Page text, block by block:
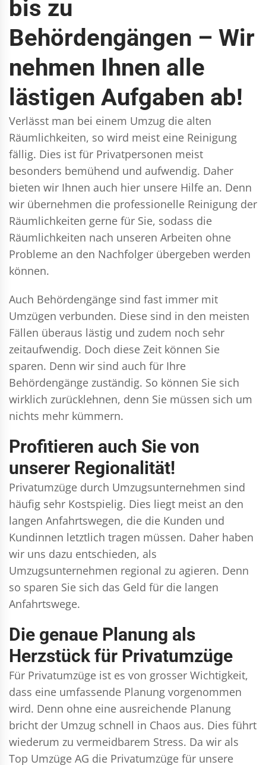
bis zu
Behördengängen – Wir
nehmen Ihnen alle
lästigen Aufgaben ab!
Verlässt man bei einem Umzug die alten
Räumlichkeiten, so wird meist eine Reinigung
fällig. Dies ist für Privatpersonen meist
besonders bemühend und aufwendig. Daher
bieten wir Ihnen auch hier unsere Hilfe an. Denn
wir übernehmen die professionelle Reinigung der
Räumlichkeiten gerne für Sie, sodass die
Räumlichkeiten nach unseren Arbeiten ohne
Probleme an den Nachfolger übergeben werden
können.
Auch Behördengänge sind fast immer mit
Umzügen verbunden. Diese sind in den meisten
Fällen überaus lästig und zudem noch sehr
zeitaufwendig. Doch diese Zeit können Sie
sparen. Denn wir sind auch für Ihre
Behördengänge zuständig. So können Sie sich
wirklich zurücklehnen, denn Sie müssen sich um
nichts mehr kümmern.
Profitieren auch Sie von
unserer Regionalität!
Privatumzüge durch Umzugsunternehmen sind
häufig sehr Kostspielig. Dies liegt meist an den
langen Anfahrtswegen, die die Kunden und
Kundinnen letztlich tragen müssen. Daher haben
wir uns dazu entschieden, als
Umzugsunternehmen regional zu agieren. Denn
so sparen Sie sich das Geld für die langen
Anfahrtswege.
Die genaue Planung als
Herzstück für Privatumzüge
Für Privatumzüge ist es von grosser Wichtigkeit,
dass eine umfassende Planung vorgenommen
wird. Denn ohne eine ausreichende Planung
bricht der Umzug schnell in Chaos aus. Dies führt
wiederum zu vermeidbarem Stress. Da wir als
Top Umzüge AG die Privatumzüge für unsere